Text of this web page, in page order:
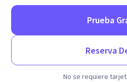
Prueba
Reserva
No se requiere